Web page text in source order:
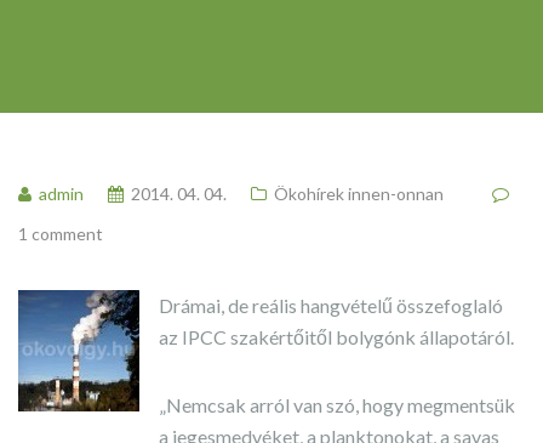
admin 2014. 04. 04.
Ökohírek innen-onnan
1 comment
Drámai, de reális hangvételű összefoglaló
az IPCC szakértőitől bolygónk állapotáról.
„Nemcsak arról van szó, hogy megmentsük
a jegesmedvéket, a planktonokat, a savas